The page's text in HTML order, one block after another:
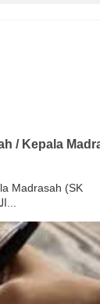
/ Kepala
Madrasah (SK